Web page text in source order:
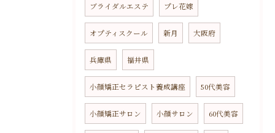
ブライダルエステ プレ花嫁
オプティスクール 新月 大阪府
兵庫県 福井県
小顔矯正セラピスト養成講座 50代美容
小顔矯正サロン 小顔サロン 60代美容